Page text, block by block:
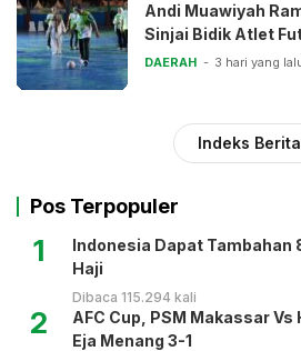
Andi Muawiyah
Sinjai Bidik Atlet
DAERAH 3 hari yang
Indeks Berita
Pos Terpopuler
1
Indonesia Dapat Tambahan
Haji
Dibaca 115.294 kali
2
AFC Cup, PSM Makassar
Eja Menang 3-1